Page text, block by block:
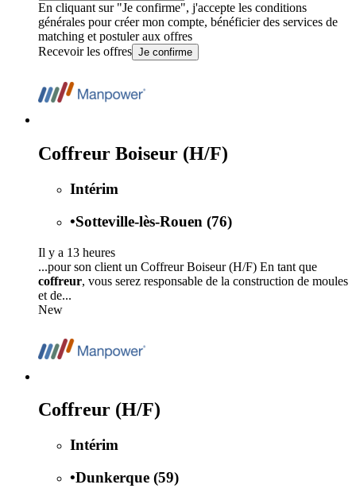
En cliquant sur "Je confirme", j'accepte les conditions
générales pour créer mon compte, bénéficier des services de
matching et postuler aux offres
Recevoir les offres Je confirme
Coffreur Boiseur (H/F)
Intérim
•Sotteville-lès-Rouen (76)
Il y a 13 heures
...pour son client un Coffreur Boiseur (H/F) En tant que
coffreur, vous serez responsable de la construction de moules
et de...
New
Coffreur (H/F)
Intérim
•Dunkerque (59)